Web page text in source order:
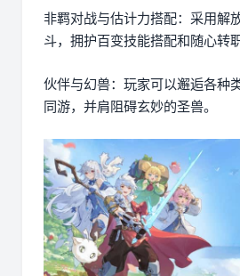
非羁对战与估计力搭配：采用解
斗，拥护百变技能搭配和随心转职
伙伴与幻兽：玩家可以邂逅各种
同游，并肩阻碍玄妙的圣兽。